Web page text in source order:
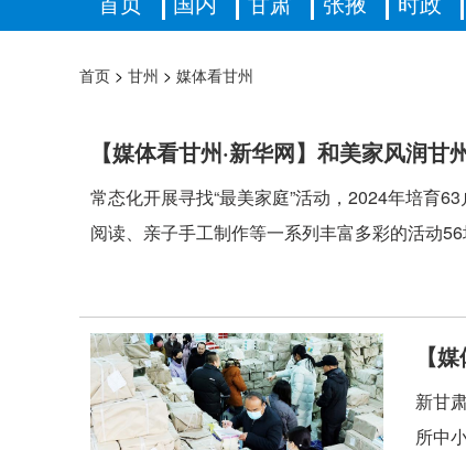
首页 > 甘州 > 媒体看甘州
【媒体看甘州·新华网】和美家风润
常态化开展寻找“最美家庭”活动，2024年培育
阅读、亲子手工制作等一系列丰富多彩的活动
【
新甘
所中